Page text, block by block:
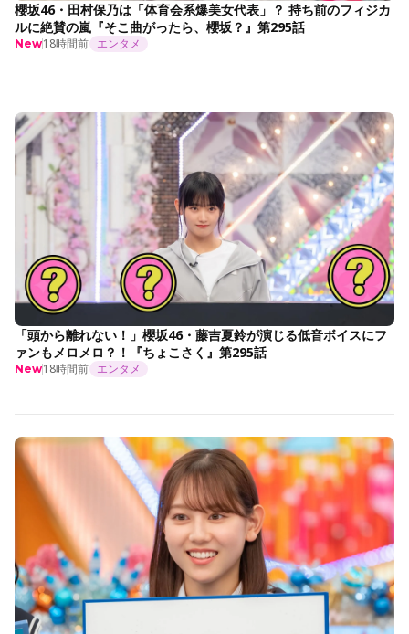
櫻坂46・田村保乃は「体育会系爆美女代表」？ 持ち前のフィジカ
ルに絶賛の嵐『そこ曲がったら、櫻坂？』第295話
New18時間前 エンタメ
「頭から離れない！」櫻坂46・藤吉夏鈴が演じる低音ボイスにフ
ァンもメロメロ？！『ちょこさく』第295話
New18時間前 エンタメ